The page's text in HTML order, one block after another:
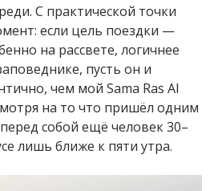
С практической точки
если цель поездки —
на рассвете, логичнее
пусть он и
чем мой Sama Ras Al
на то что пришёл одним
собой ещё человек 30–
лишь ближе к пяти утра.